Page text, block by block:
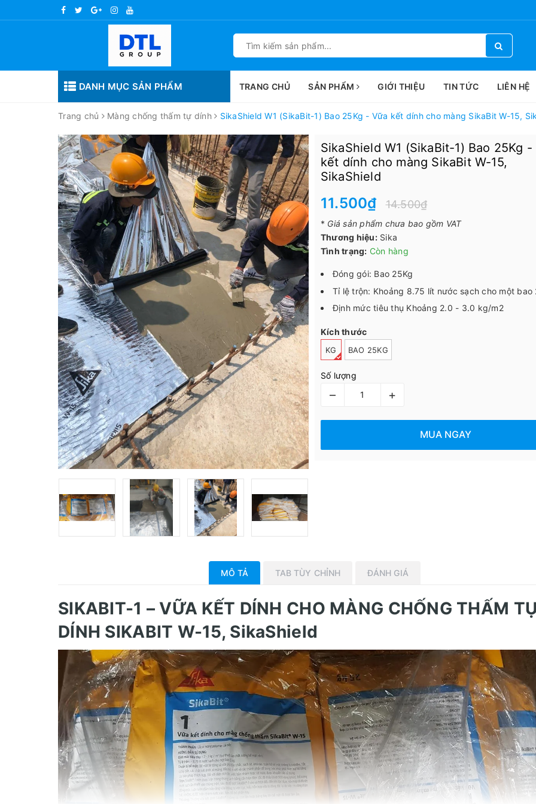
DANH MỤC SẢN PHẨM TRANG CHỦ SẢN PHẨM GIỚI THIỆU TIN TỨC LIÊN HỆ
Trang chủ Màng chống thấm tự dính SikaShield W1 (SikaBit-1) Bao 25Kg - Vữa kết dính cho màng SikaBit W-15,
SikaShield W1 (SikaBit-1) Bao 25Kg -
kết dính cho màng SikaBit W-15,
SikaShield
11.500₫ 14.500₫
* Giá sản phẩm chưa bao gồm VAT
Thương hiệu: Sika
Tình trạng: Còn hàng
Đóng gói: Bao 25Kg
Tỉ lệ trộn: Khoảng 8.75 lít nước sạch cho một bao
Định mức tiêu thụ Khoảng 2.0 - 3.0 kg/m2
Kích thước
KG BAO 25KG
Số lượng
– +
MUA NGAY
MÔ TẢ TAB TÙY CHỈNH ĐÁNH GIÁ
SIKABIT-1 – VỮA KẾT DÍNH CHO MÀNG CHỐNG THẤM
DÍNH SIKABIT W-15, SikaShield